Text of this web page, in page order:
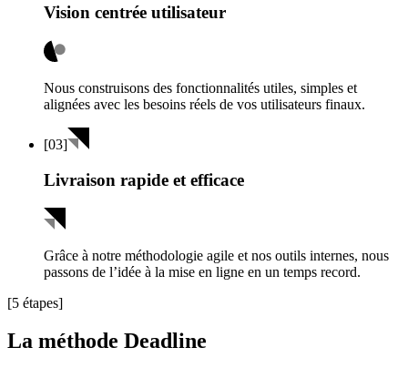
Vision centrée utilisateur
Nous construisons des fonctionnalités utiles, simples et
alignées avec les besoins réels de vos utilisateurs finaux.
[03]
Livraison rapide et efficace
Grâce à notre méthodologie agile et nos outils internes, nous
passons de l’idée à la mise en ligne en un temps record.
[5 étapes]
La méthode Deadline